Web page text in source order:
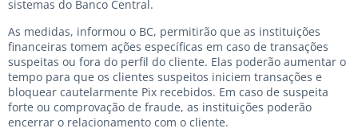
sistemas do Banco Central.
As medidas, informou o BC, permitirão que as instituições
financeiras tomem ações específicas em caso de transações
suspeitas ou fora do perfil do cliente. Elas poderão aumentar o
tempo para que os clientes suspeitos iniciem transações e
bloquear cautelarmente Pix recebidos. Em caso de suspeita
forte ou comprovação de fraude, as instituições poderão
encerrar o relacionamento com o cliente.